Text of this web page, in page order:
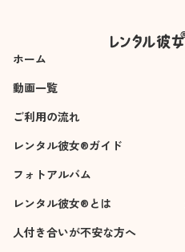
ホーム
動画一覧
ご利用の流れ
レンタル彼女®ガイド
フォトアルバム
レンタル彼女®とは
人付き合いが不安な方へ